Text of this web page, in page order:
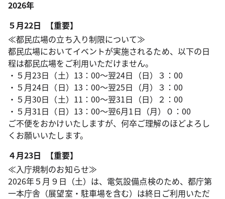
2026年
５月22日 【重要】
≪都民広場の立ち入り制限について≫
都民広場においてイベントが実施されるため、以下の日
程は都民広場をご利用いただけません。
・５月23日（土）13：00～翌24日（日）３：00
・５月24日（日）13：00～翌25日（月）３：00
・５月30日（土）11：00～翌31日（日）２：00
・５月31日（日）13：00～翌6月1日（月）０：00
ご不便をおかけいたしますが、何卒ご理解のほどよろし
くお願いいたします。
４月23日 【重要】
≪入庁規制のお知らせ≫
2026年５月９日（土）は、電気設備点検のため、都庁第
一本庁舎（展望室・駐車場を含む）は終日ご利用いただ